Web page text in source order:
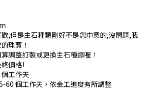
,但是主石種類剛好不是您中意的,沒問題,我
珠寶！
調整訂製或更換主石種類喔！
價格!
工作天
60 個工作天，依金工進度有所調整